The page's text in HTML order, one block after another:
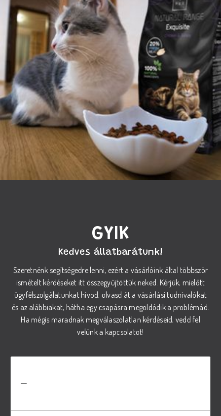
GYIK
Kedves állatbarátunk!
Szeretnénk segítségedre lenni, ezért a vásárlóink által többször
ismételt kérdéseket itt összegyűjtöttük neked. Kérjük, mielőtt
ügyfélszolgálatunkat hívod, olvasd át a vásárlási tudnivalókat
és az alábbiakat, hátha egy csapásra megoldódik a problémád.
Ha mégis maradnak megválaszolatlan kérdéseid, vedd fel
velünk a kapcsolatot!